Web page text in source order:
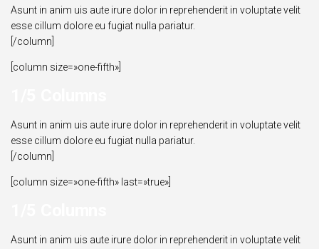
Asunt in anim uis aute irure dolor in reprehenderit in voluptate velit
esse cillum dolore eu fugiat nulla pariatur.
[/column]
[column size=»one-fifth»]
Asunt in anim uis aute irure dolor in reprehenderit in voluptate velit
esse cillum dolore eu fugiat nulla pariatur.
[/column]
[column size=»one-fifth» last=»true»]
Asunt in anim uis aute irure dolor in reprehenderit in voluptate velit